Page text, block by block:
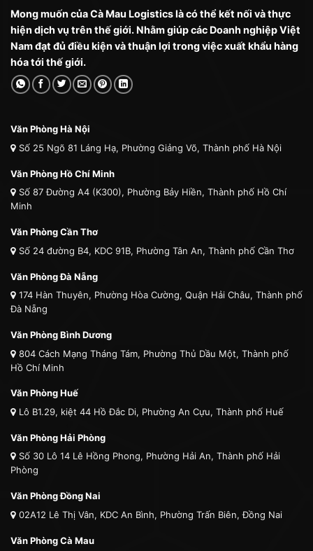
Mong muốn của Cà Mau Logistics là có thể kết nối và thực
hiện dịch vụ trên thế giới. Nhằm giúp các Doanh nghiệp Việt
Nam đạt đủ điều kiện và thuận lợi trong việc xuất khẩu hàng
hóa tới thế giới.
Văn Phòng Hà Nội
Số 25 Ngõ 81 Láng Hạ, Phường Giảng Võ, Thành phố Hà Nội
Văn Phòng Hồ Chí Minh
Số 87 Đường A4 (K300), Phường Bảy Hiền, Thành phố Hồ Chí
Minh
Văn Phòng Cần Thơ
Số 24 đường B4, KDC 91B, Phường Tân An, Thành phố Cần Thơ
Văn Phòng Đà Nẵng
174 Hàn Thuyên, Phường Hòa Cường, Quận Hải Châu, Thành phố
Đà Nẵng
Văn Phòng Bình Dương
804 Cách Mạng Tháng Tám, Phường Thủ Dầu Một, Thành phố
Hồ Chí Minh
Văn Phòng Huế
Lô B1.29, kiệt 44 Hồ Đắc Di, Phường An Cựu, Thành phố Huế
Văn Phòng Hải Phòng
Số 30 Lô 14 Lê Hồng Phong, Phường Hải An, Thành phố Hải
Phòng
Văn Phòng Đồng Nai
02A12 Lê Thị Vân, KDC An Bình, Phường Trấn Biên, Đồng Nai
Văn Phòng Cà Mau